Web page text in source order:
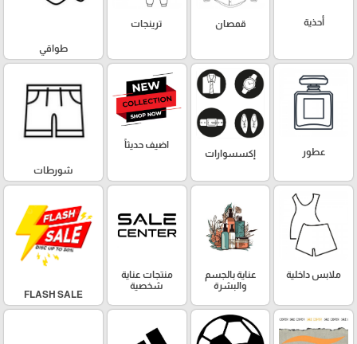
أحذية قمصان ترينجات
طواقي
عطور إكسسوارات
اضيف حديثاً
شورطات
ملابس داخلية
عناية بالجسم
والبشرة
منتجات عناية
شخصية
FLASH SALE